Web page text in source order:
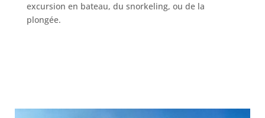
excursion en bateau, du snorkeling, ou de la
plongée.